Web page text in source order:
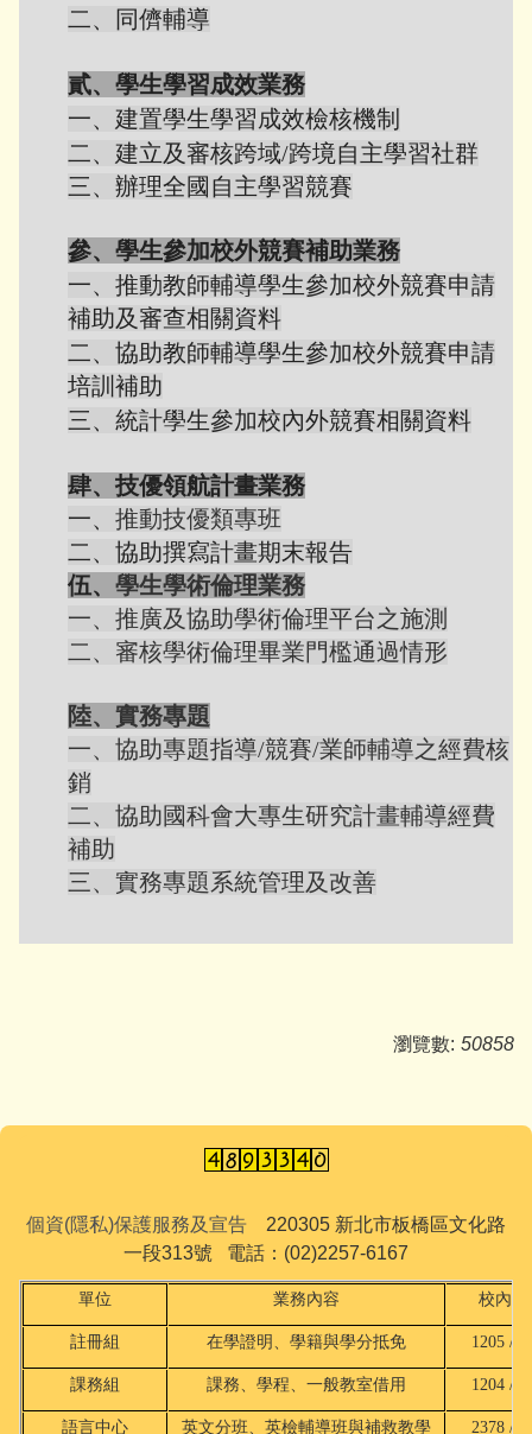
二、同儕輔導
貳、學生學習成效業務
一、建置學生學習成效檢核機制
二、建立及審核跨域/跨境自主學習社群
三、辦理全國自主學習競賽
參、學生參加校外競賽補助業務
一、推動教師輔導學生參加校外競賽申請
補助及審查相關資料
二、協助教師輔導學生參加校外競賽申請
培訓補助
三、統計學生參加校內外競賽相關資料
肆、 技優領航計畫業務
一、 推動技優類專班
二、 協助撰寫計畫期末報告
伍、 學生學術倫理業務
一、推廣及協助學術倫理平台之施測
二、審核學術倫理畢業門檻通過情形
陸、實務專題
一、協助專題指導/競賽/業師輔導之經費核
銷
二、協助國科會大專生研究計畫輔導經費
補助
三、實務專題系統管理及改善
瀏覽數: 50858
個資(隱私)保護服務及宣告 220305 新北市板橋區文化路
一段313號 電話：(02)2257-6167
單位 業務內容 校內
註冊組 在學證明、學籍與學分抵免 1205 /
課務組 課務、學程、一般教室借用 1204 /
語言中心 英文分班、英檢輔導班與補救教學 2378 /